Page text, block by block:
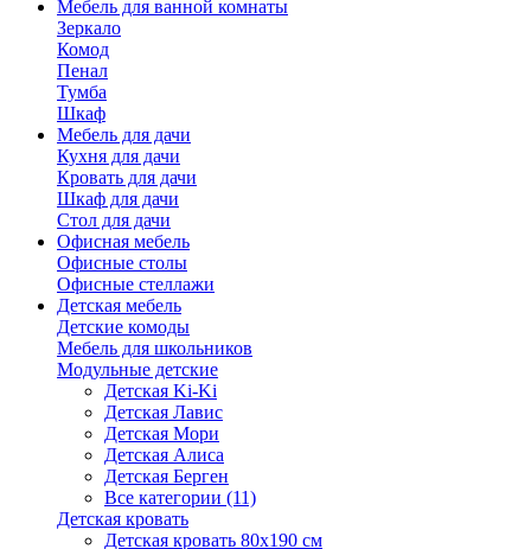
Мебель для ванной комнаты
Зеркало
Комод
Пенал
Тумба
Шкаф
Мебель для дачи
Кухня для дачи
Кровать для дачи
Шкаф для дачи
Стол для дачи
Офисная мебель
Офисные столы
Офисные стеллажи
Детская мебель
Детские комоды
Мебель для школьников
Модульные детские
Детская Ki-Ki
Детская Лавис
Детская Мори
Детская Алиса
Детская Берген
Все категории (11)
Детская кровать
Детская кровать 80х190 см